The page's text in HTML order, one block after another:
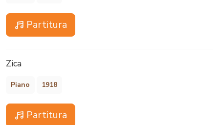
Partitura
Zica
Piano 1918
Partitura